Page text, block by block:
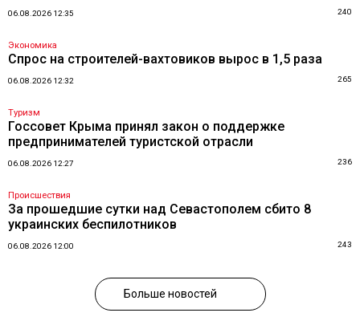
06.08.2026 12:35 240
Экономика
Спрос на строителей-вахтовиков вырос в 1,5 раза
06.08.2026 12:32 265
Туризм
Госсовет Крыма принял закон о поддержке
предпринимателей туристской отрасли
06.08.2026 12:27 236
Происшествия
За прошедшие сутки над Севастополем сбито 8
украинских беспилотников
06.08.2026 12:00 243
Больше новостей